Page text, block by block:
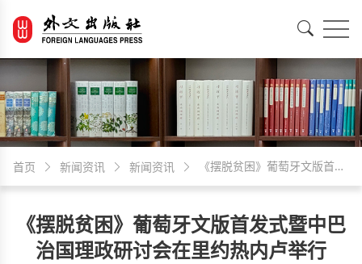
首页 新闻资讯 新闻资讯 《摆脱贫困》葡萄牙文版首发
约热内卢举行
《摆脱贫困》葡萄牙文版首发式暨中巴
治国理政研讨会在里约热内卢举行